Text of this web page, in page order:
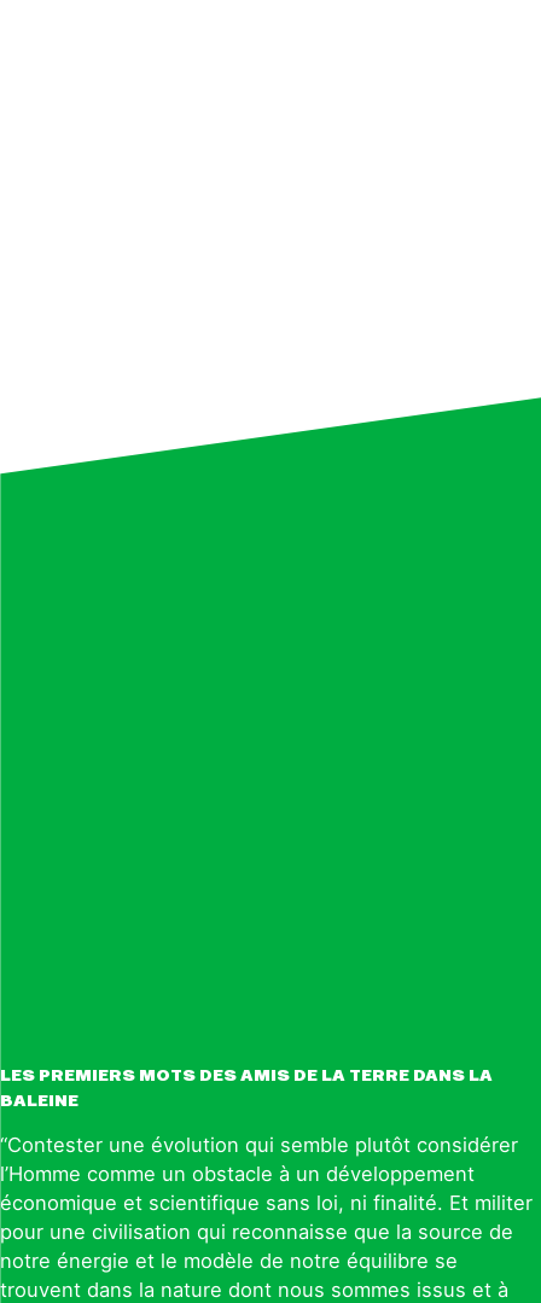
LES PREMIERS MOTS DES AMIS DE LA TERRE DANS LA
BALEINE
“Contester une évolution qui semble plutôt considérer
l’Homme comme un obstacle à un développement
économique et scientifique sans loi, ni finalité. Et militer
pour une civilisation qui reconnaisse que la source de
notre énergie et le modèle de notre équilibre se
trouvent dans la nature dont nous sommes issus et à